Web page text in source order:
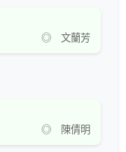
◎ 文蘭芳
◎ 陳倩明